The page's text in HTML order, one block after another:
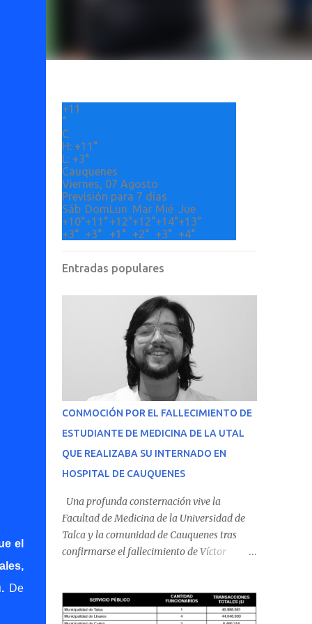
el
De
+11
°
C
H: +11°
L: +3°
Cauquenes
Viernes, 07 Agosto
Previsión para 7 días
Sáb DomLun Mar Mié Jue
+10°+11°+12°+12°+14°+13°
+3° +3° +1° +2° +3° +4°
Entradas populares
CONMOCIÓN POR EL FALLECIMIENTO DE
ESTUDIANTE DE MEDICINA DE LA UTAL
QUE REALIZABA SU INTERNADO EN
HOSPITAL DE CAUQUENES
Una profunda consternación vive la
Facultad de Medicina de la Universidad de
Talca y la comunidad de Cauquenes tras
confirmarse el fallecimiento de Víctor
Cauquenes. De acuerdo con los antecedentes
conocidos, el joven se presentó a cumplir su